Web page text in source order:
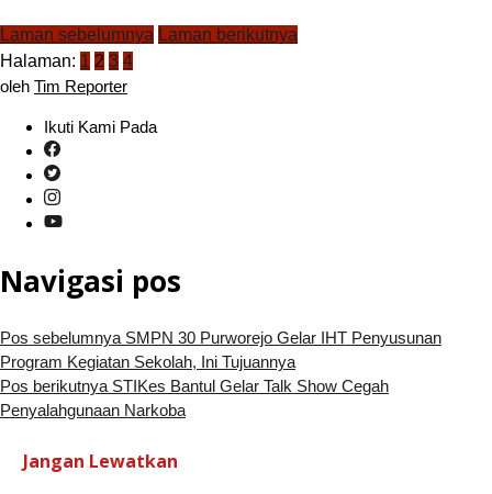
Laman sebelumnya Laman berikutnya
Halaman: 1 2 3 4
oleh Tim Reporter
Ikuti Kami Pada
Navigasi pos
Pos sebelumnya SMPN 30 Purworejo Gelar IHT Penyusunan
Program Kegiatan Sekolah, Ini Tujuannya
Pos berikutnya STIKes Bantul Gelar Talk Show Cegah
Penyalahgunaan Narkoba
Jangan Lewatkan